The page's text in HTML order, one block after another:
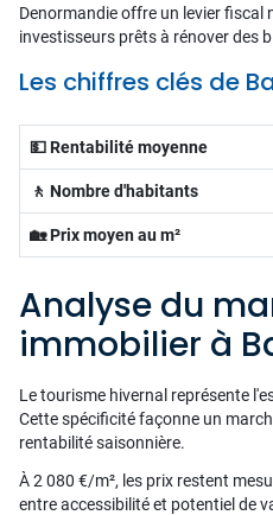
Denormandie offre un levier fiscal
investisseurs prêts à rénover des
Les chiffres clés de
💵 Rentabilité moyenne
🚶 Nombre d'habitants
🏡 Prix moyen au m²
Analyse du
immobilier à
Le tourisme hivernal représente
Cette spécificité façonne un
rentabilité saisonnière.
À 2 080 €/m², les prix restent
entre accessibilité et potentiel de